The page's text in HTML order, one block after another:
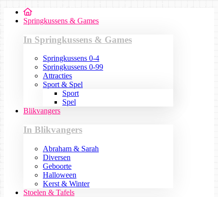
Springkussens & Games
In Springkussens & Games
Springkussens 0-4
Springkussens 0-99
Attracties
Sport & Spel
Sport
Spel
Blikvangers
In Blikvangers
Abraham & Sarah
Diversen
Geboorte
Halloween
Kerst & Winter
Stoelen & Tafels